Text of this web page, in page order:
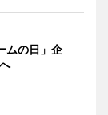
ムの日」企